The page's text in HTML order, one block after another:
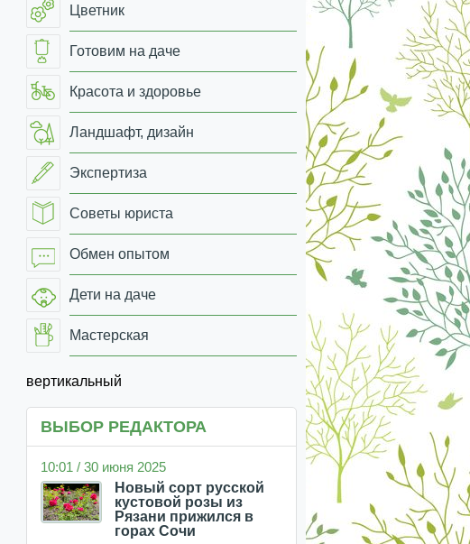
Цветник
Готовим на даче
Красота и здоровье
Ландшафт, дизайн
Экспертиза
Советы юриста
Обмен опытом
Дети на даче
Мастерская
вертикальный
ВЫБОР РЕДАКТОРА
10:01 / 30 июня 2025
Новый сорт русской
кустовой розы из
Рязани прижился в
горах Сочи